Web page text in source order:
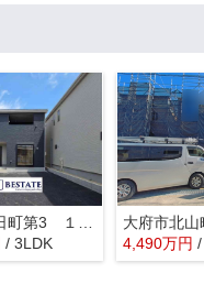
/ 3LDK
大府市北
4,490万円